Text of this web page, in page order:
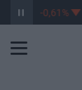
363,19 -0,61%